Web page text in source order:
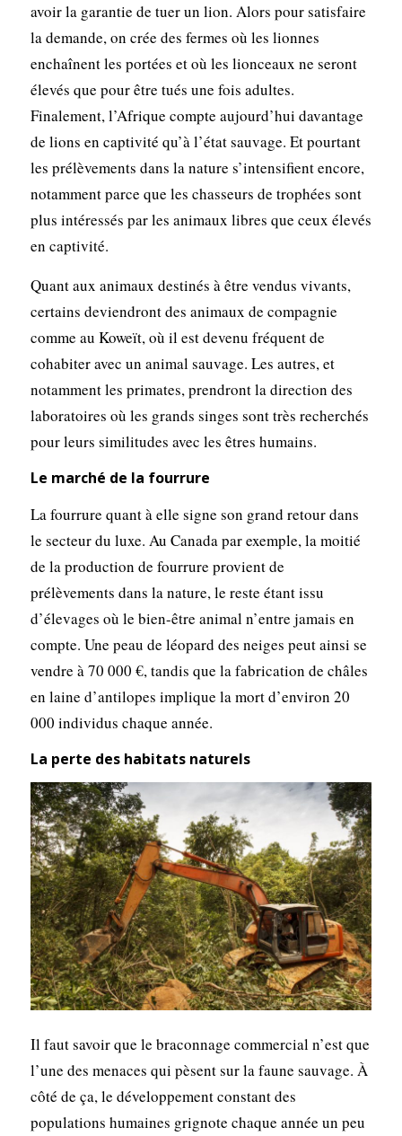
avoir la garantie de tuer un lion. Alors pour satisfaire
la demande, on crée des fermes où les lionnes
enchaînent les portées et où les lionceaux ne seront
élevés que pour être tués une fois adultes.
Finalement, l’Afrique compte aujourd’hui davantage
de lions en captivité qu’à l’état sauvage. Et pourtant
les prélèvements dans la nature s’intensifient encore,
notamment parce que les chasseurs de trophées sont
plus intéressés par les animaux libres que ceux élevés
en captivité.
Quant aux animaux destinés à être vendus vivants,
certains deviendront des animaux de compagnie
comme au Koweït, où il est devenu fréquent de
cohabiter avec un animal sauvage. Les autres, et
notamment les primates, prendront la direction des
laboratoires où les grands singes sont très recherchés
pour leurs similitudes avec les êtres humains.
Le marché de la fourrure
La fourrure quant à elle signe son grand retour dans
le secteur du luxe. Au Canada par exemple, la moitié
de la production de fourrure provient de
prélèvements dans la nature, le reste étant issu
d’élevages où le bien-être animal n’entre jamais en
compte. Une peau de léopard des neiges peut ainsi se
vendre à 70 000 €, tandis que la fabrication de châles
en laine d’antilopes implique la mort d’environ 20
000 individus chaque année.
La perte des habitats naturels
Il faut savoir que le braconnage commercial n’est que
l’une des menaces qui pèsent sur la faune sauvage. À
côté de ça, le développement constant des
populations humaines grignote chaque année un peu